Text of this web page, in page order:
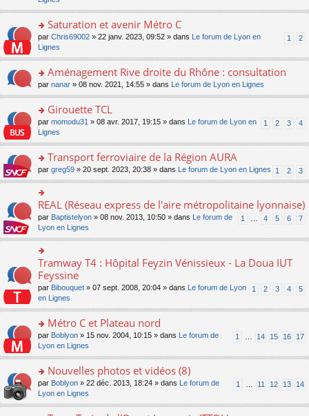
ré
e
nt
pl
u
ré
e
nt
n
o
lu
u
s
ré
e
nt
g
e
n
o
n
le
u
s
ré
c
nt
le
m
e
s
s
e
n
o
n
le
s
ré
c
e
nt
s
er
le
m
e
s
s
e
n
o
n
lu
pl
s
ré
c
nt
o
s
er
le
m
e
s
s
e
n
o
n
lu
pl
ré
e
nt
Saturation et avenir Métro C
1 2
par Chris69002 » 22 janv. 2023, 09:52 » dans
Le forum de Lyon en
Lignes
o
n
ult
er
le
m
e
s
a
e
n
o
n
lu
le
pl
u
s
ré
c
e
nt
Aménagement Rive droite du Rhône : consultation
par nanar » 08 nov. 2021, 14:55 » dans Le forum de Lyon en Lignes
o
s
er
le
m
e
s
s
a
e
o
n
lu
le
pl
s
ré
c
e
nt
Girouette TCL
1 2 3 4
par momodu31 » 08 avr. 2017, 19:15 » dans
Le forum de Lyon en
Lignes
o
n
s
ult
er
le
m
e
s
a
e
n
lu
le
pl
s
ré
c
e
Transport ferroviaire de la Région AURA
1 2 3
par greg59 » 20 sept. 2023, 20:38 » dans Le forum de Lyon en Lignes
o
n
s
le
m
e
s
s
a
e
n
o
n
lu
le
pl
REAL (Réseau express de l'aire métropolitaine lyonnaise)
1 4 5 6 7
par Baptistelyon » 08 nov. 2013, 10:50 » dans
Le forum de
Lyon en Lignes
o
n
ult
le
m
e
s
s
g
e
n
o
Tramway T4 : Hôpital Feyzin Vénissieux - La Doua IUT
Feyssine
1 2 3 4 5
par Bibouquet » 07 sept. 2008, 20:04 » dans
Le forum de Lyon
en Lignes
o
s
er
le
m
e
Métro C et Plateau nord
1 14 15 16 17
par Boblyon » 15 nov. 2004, 10:15 » dans
Le forum de
Lyon en Lignes
o
s
Nouvelles photos et vidéos (8)
1 11 12 13 14
par Boblyon » 22 déc. 2013, 18:24 » dans
Le forum de
Lyon en Lignes